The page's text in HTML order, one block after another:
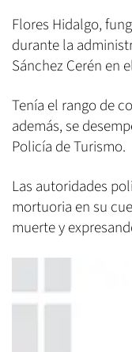
Flores Hidalgo,
durante la
Sánchez Cerén en
Tenía el rango de
además, se
Policía de Turismo.
Las autoridades
mortuoria en su
muerte y